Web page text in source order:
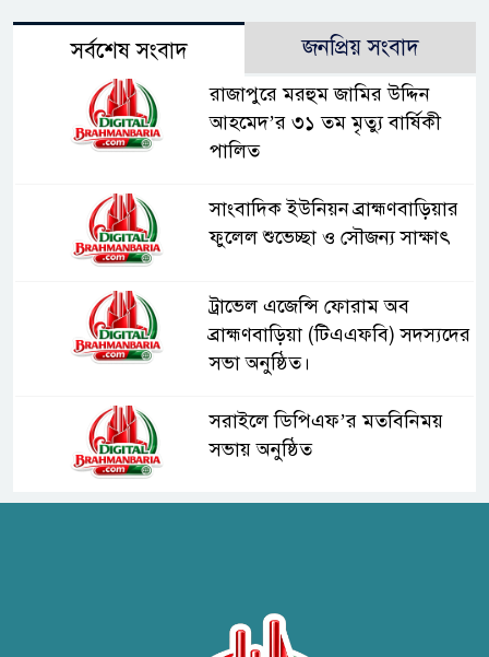
সর্বশেষ সংবাদ জনপ্রিয় সংবাদ
রাজাপুরে মরহুম জামির উদ্দিন
আহমেদ’র ৩১ তম মৃত্যু বার্ষিকী
পালিত
সাংবাদিক ইউনিয়ন ব্রাহ্মণবাড়িয়ার
ফুলেল শুভেচ্ছা ও সৌজন্য সাক্ষাৎ
ট্রাভেল এজেন্সি ফোরাম অব
ব্রাহ্মণবাড়িয়া (টিএএফবি) সদস্যদের
সভা অনুষ্ঠিত।
সরাইলে ডিপিএফ’র মতবিনিময়
সভায় অনুষ্ঠিত
ব্রাহ্মণবাড়িয়ায় তরী বাংলাদেশের
উদ্যোগে বৃক্ষরোপণ ও গাছের চারা